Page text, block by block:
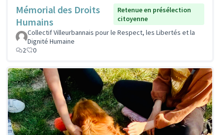
Mémorial des Droits
Humains
Retenue en présélection
citoyenne
Collectif Villeurbannais pour le Respect, les Libertés et la
Dignité Humaine
2
0